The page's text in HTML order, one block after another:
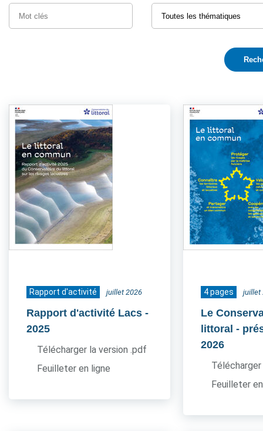
Rapport d'activité juillet 2026
Rapport d'activité Lacs -
2025
Télécharger la version .pdf
Feuilleter en ligne
4 pages juillet
Le
littoral -
2026
Feuilleter